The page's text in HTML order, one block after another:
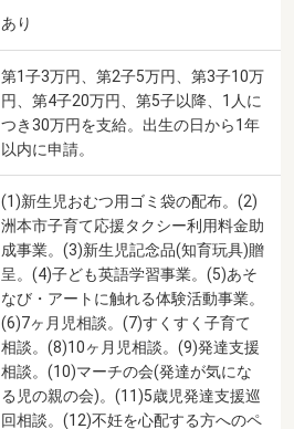
あり
第1子3万円、第2子5万円、第3子10万
円、第4子20万円、第5子以降、1人に
つき30万円を支給。出生の日から1年
以内に申請。
(1)新生児おむつ用ゴミ袋の配布。(2)
洲本市子育て応援タクシー利用料金助
成事業。(3)新生児記念品(知育玩具)贈
呈。(4)子ども英語学習事業。(5)あそ
なび・アートに触れる体験活動事業。
(6)7ヶ月児相談。(7)すくすく子育て
相談。(8)10ヶ月児相談。(9)発達支援
相談。(10)マーチの会(発達が気にな
る児の親の会)。(11)5歳児発達支援巡
回相談。(12)不妊を心配する方へのペ